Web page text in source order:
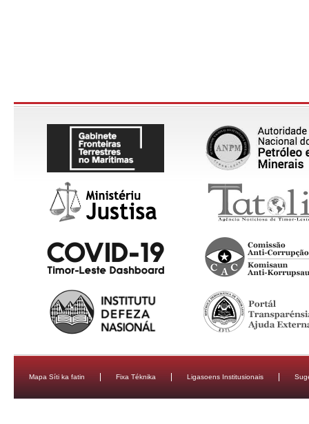
Mapa Síti ka fatin Fixa Téknika Ligasoens Institusionais